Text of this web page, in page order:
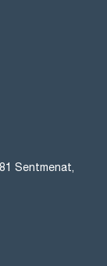
Sentmenat,